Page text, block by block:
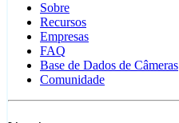
Sobre
Recursos
Empresas
FAQ
Base de Dados de Câmeras
Comunidade